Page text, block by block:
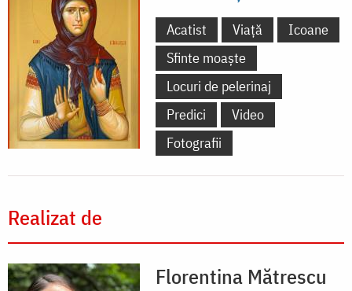
Acatist Viață
Icoane
Sfinte moaște
Locuri de pelerinaj
Predici
Video
Fotografii
Realizat de
Florentina Mătrescu